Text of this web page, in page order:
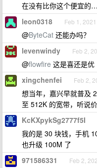
在没有比你这个便宜
leon0318 Feb 1,
@ByteCat 还能办吗？
levenwindy Feb 2,
@flowfire 这是喜还是优
xingchenfei Feb 2,
想当年，嘉兴早就普及
至 512K 的宽带，听说
KcKXpykSg2777f5I
我的是 30 块钱，手机
也升级 100M 了
971586331 Feb 2,